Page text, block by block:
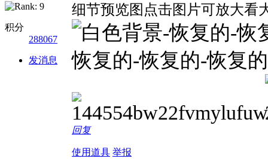
积分
288067
发消息
细节预览图点击图片可放大看
回复
使用道具 举报